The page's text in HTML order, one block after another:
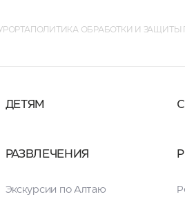
ПОЛИТИКА ОБРАБОТКИ И
ДЕТЯМ
РАЗВЛЕЧЕНИЯ
Экскурсии по Алтаю